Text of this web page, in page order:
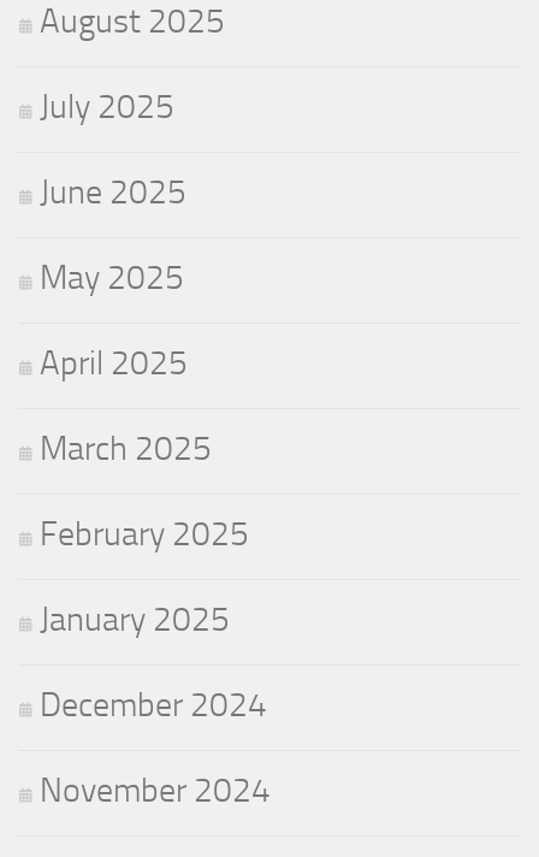
August 2025
July 2025
June 2025
May 2025
April 2025
March 2025
February 2025
January 2025
December 2024
November 2024